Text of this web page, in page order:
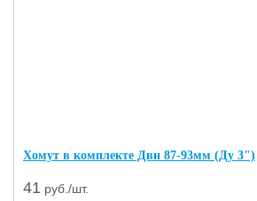
Хомут в комплекте Двн 87-93мм (Ду 3")
41 руб./шт.